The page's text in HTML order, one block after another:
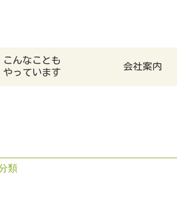
こんなことも
やっています
会社案内
類